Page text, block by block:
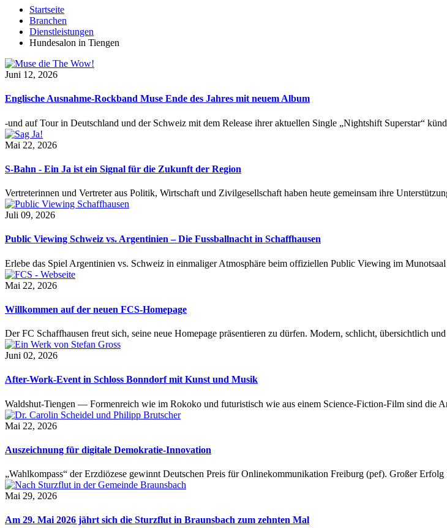
Startseite
Branchen
Dienstleistungen
Hundesalon in Tiengen
Juni 12, 2026
Englische Ausnahme-Rockband Muse Ende des Jahres mit neuem Album
-und auf Tour in Deutschland und der Schweiz mit dem Release ihrer aktuellen Single „Nightshift Superstar“
Mai 22, 2026
S-Bahn - Ein Ja ist ein Signal für die Zukunft der Region
Vertreterinnen und Vertreter aus Politik, Wirtschaft und Zivilgesellschaft haben heute gemeinsam ihre
Juli 09, 2026
Public Viewing Schweiz vs. Argentinien – Die Fussballnacht in Schaffhausen
Erlebe das Spiel Argentinien vs. Schweiz in einmaliger Atmosphäre beim offiziellen Public Viewing im
Mai 22, 2026
Willkommen auf der neuen FCS-Homepage
Der FC Schaffhausen freut sich, seine neue Homepage präsentieren zu dürfen. Modern, schlicht, übersichtlich
Juni 02, 2026
After-Work-Event in Schloss Bonndorf mit Kunst und Musik
Waldshut-Tiengen — Formenreich wie im Rokoko und futuristisch wie aus einem Science-Fiction-Film sind die
Mai 22, 2026
Auszeichnung für digitale Demokratie-Innovation
„Wahlkompass“ der Erzdiözese gewinnt Deutschen Preis für Onlinekommunikation Freiburg (pef). Großer
Mai 29, 2026
Am 29. Mai 2026 jährt sich die Sturzflut in Braunsbach zum zehnten Mal